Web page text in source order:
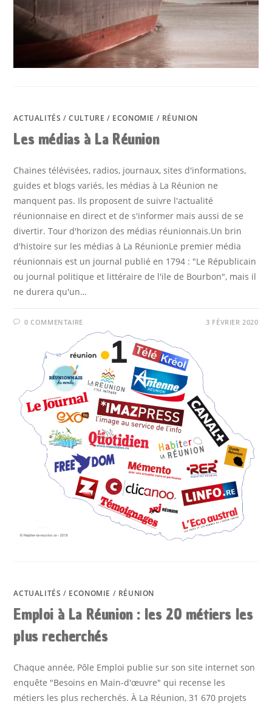
ACTUALITÉS /CULTURE / ECONOMIE / RÉUNION
Les médias à La Réunion
Chaines télévisées, radios, journaux, sites d'informations,
guides et blogs variés, les médias à La Réunion ne
manquent pas. Ils proposent de suivre l'actualité
réunionnaise en direct et de s'informer mais aussi de se
divertir. Tour d'horizon des médias réunionnais.Un brin
d'histoire sur les médias à La RéunionLe premier média
réunionnais est un journal publié en 1794 : "Le Républicain
ou journal politique et littéraire de l'ile de Bourbon", mais il
ne durera qu'un…
0 COMMENTAIRE 3 FÉVRIER 2020
ACTUALITÉS / ECONOMIE / RÉUNION
Emploi à La Réunion : les 20 métiers les
plus recherchés
Chaque année, Pôle Emploi publie sur son site internet son
enquête "Besoins en Main-d'œuvre" qui recense les
métiers les plus recherchés. À La Réunion, 31 670 projets